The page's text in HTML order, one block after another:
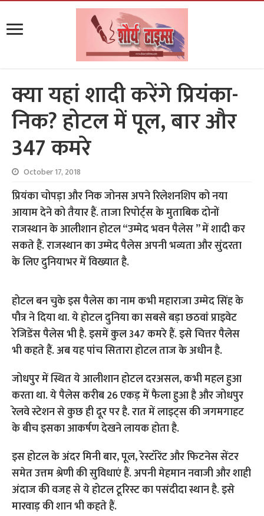
क्या यहां शादी करेंगे प्रियंका-
निक? होटल में पूल, बार और
347 कमरे
October 17, 2018
प्रियंका चोपड़ा और निक जोनस अपने रिलेशनशिप को नया
आयाम देने को तैयार हैं. ताजा रिपोर्ट्स के मुताबिक दोनों
राजस्थान के आलीशान होटल “उम्मेद भवन पैलेस ” में शादी कर
सकते हैं. राजस्थान का उम्मेद पैलेस अपनी भव्यता और सुंदरता
के लिए दुनियाभर में विख्यात है.
होटल बन चुके इस पैलेस का नाम कभी महाराजा उम्मेद सिंह के
पौत्र ने दिया था. ये होटल दुनिया का सबसे बड़ा छठवां प्राइवेट
रेजिडेंस पैलेस भी है. इसमें कुल 347 कमरे हैं. इसे चित्तर पैलेस
भी कहते हैं. अब यह पांच सितारा होटल ताज के अधीन है.
जोधपुर में स्थित ये आलीशान होटल दरअसल, कभी महल हुआ
करता था. ये पैलेस करीब 26 एकड़ में फैला हुआ है और जोधपुर
रेलवे स्टेशन से कुछ ही दूर पर है. रात में लाइट्स की जगमगाहट
के बीच इसका आकर्षण देखने लायक होता है.
इस होटल के अंदर मिनी बार, पूल, रेस्टॉरेंट और फिटनेस सेंटर
समेत उत्तम श्रेणी की सुविधाएं हैं. अपनी मेहमान नवाजी और शाही
अंदाज की वजह से ये होटल टूरिस्ट का पसंदीदा स्थान है. इसे
मारवाड़ की शान भी कहते हैं.